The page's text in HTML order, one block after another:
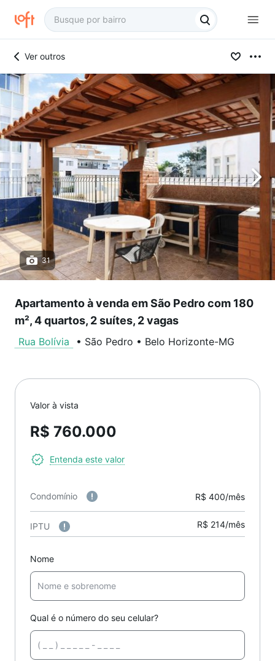
Ver outros
31
Apartamento à venda em São Pedro com 180
m², 4 quartos, 2 suítes, 2 vagas
Rua Bolívia • São Pedro • Belo Horizonte-MG
Valor à vista
R$ 760.000
Entenda este valor
Condomínio R$ 400/mês
IPTU R$ 214/mês
Nome
Qual é o número do seu celular?